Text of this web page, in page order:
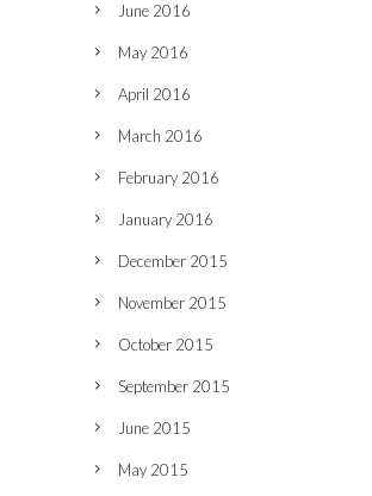
June 2016
May 2016
April 2016
March 2016
February 2016
January 2016
December 2015
November 2015
October 2015
September 2015
June 2015
May 2015